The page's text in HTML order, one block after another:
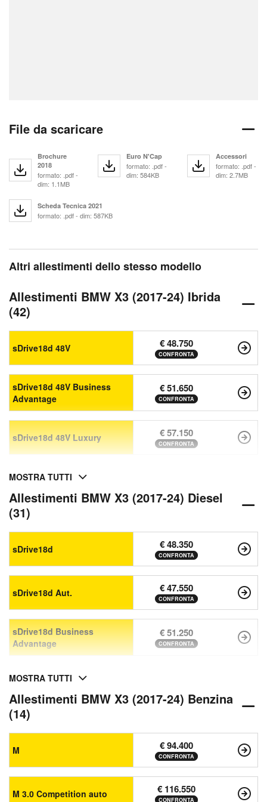
File da scaricare
Brochure
2018
formato: .pdf -
dim: 1.1MB
Euro N'Cap
formato: .pdf -
dim: 584KB
Accessori
formato: .pdf -
dim: 2.7MB
Scheda Tecnica 2021
formato: .pdf - dim: 587KB
Altri allestimenti dello stesso modello
Allestimenti BMW X3 (2017-24) Ibrida
(42)
sDrive18d 48V € 48.750
CONFRONTA
sDrive18d 48V Business
Advantage
€ 51.650
CONFRONTA
sDrive18d 48V Luxury € 57.150
CONFRONTA
MOSTRA TUTTI
Allestimenti BMW X3 (2017-24) Diesel
(31)
sDrive18d € 48.350
CONFRONTA
sDrive18d Aut. € 47.550
CONFRONTA
sDrive18d Business
Advantage
€ 51.250
CONFRONTA
MOSTRA TUTTI
Allestimenti BMW X3 (2017-24) Benzina
(14)
M € 94.400
CONFRONTA
M 3.0 Competition auto € 116.550
CONFRONTA